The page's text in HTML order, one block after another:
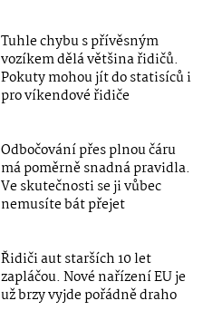
Tuhle chybu s přívěsným
vozíkem dělá většina řidičů.
Pokuty mohou jít do statisíců i
pro víkendové řidiče
Odbočování přes plnou čáru
má poměrně snadná pravidla.
Ve skutečnosti se ji vůbec
nemusíte bát přejet
Řidiči aut starších 10 let
zapláčou. Nové nařízení EU je
už brzy vyjde pořádně draho